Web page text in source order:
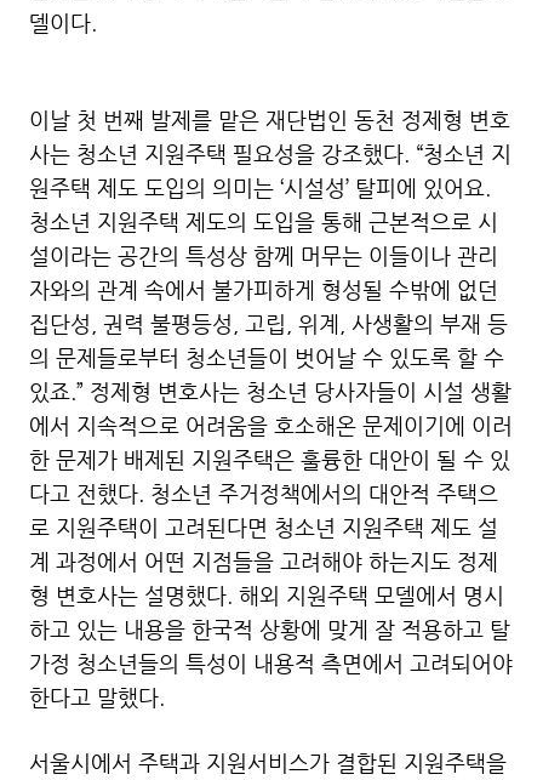
델이다.
이날 첫 번째 발제를 맡은 재단법인 동천 정제형 변호
사는 청소년 지원주택 필요성을 강조했다. “청소년 지
원주택 제도 도입의 의미는 ‘시설성’ 탈피에 있어요.
청소년 지원주택 제도의 도입을 통해 근본적으로 시
설이라는 공간의 특성상 함께 머무는 이들이나 관리
자와의 관계 속에서 불가피하게 형성될 수밖에 없던
집단성, 권력 불평등성, 고립, 위계, 사생활의 부재 등
의 문제들로부터 청소년들이 벗어날 수 있도록 할 수
있죠.” 정제형 변호사는 청소년 당사자들이 시설 생활
에서 지속적으로 어려움을 호소해온 문제이기에 이러
한 문제가 배제된 지원주택은 훌륭한 대안이 될 수 있
다고 전했다. 청소년 주거정책에서의 대안적 주택으
로 지원주택이 고려된다면 청소년 지원주택 제도 설
계 과정에서 어떤 지점들을 고려해야 하는지도 정제
형 변호사는 설명했다. 해외 지원주택 모델에서 명시
하고 있는 내용을 한국적 상황에 맞게 잘 적용하고 탈
가정 청소년들의 특성이 내용적 측면에서 고려되어야
한다고 말했다.
서울시에서 주택과 지원서비스가 결합된 지원주택을